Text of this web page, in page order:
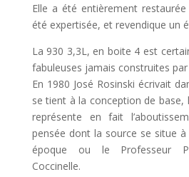
Elle a été entièrement
été expertisée, et revendique un
La 930 3,3L, en boite 4 est
fabuleuses jamais construites par
En 1980 José Rosinski écrivait
se tient à la conception de base,
représente en fait
pensée dont la source se situe
époque ou le Professeur
Coccinelle.